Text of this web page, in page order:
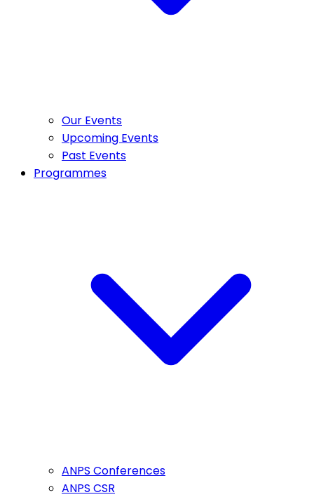
Our Events
Upcoming Events
Past Events
Programmes
ANPS Conferences
ANPS CSR